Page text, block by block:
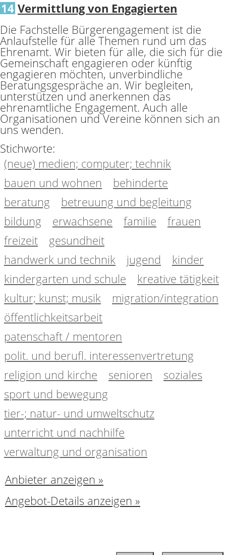
14 Vermittlung von Engagierten
Die Fachstelle Bürgerengagement ist die
Anlaufstelle für alle Themen rund um das
Ehrenamt. Wir bieten für alle, die sich für die
Gemeinschaft engagieren oder künftig
engagieren möchten, unverbindliche
Beratungsgespräche an. Wir begleiten,
unterstützen und anerkennen das
ehrenamtliche Engagement. Auch alle
Organisationen und Vereine können sich an
uns wenden.
Stichworte:
(neue) medien; computer; technik
bauen und wohnen
behinderte
beratung
betreuung und begleitung
bildung
erwachsene familie
frauen
freizeit
gesundheit
handwerk und technik
jugend
kinder
kindergarten und schule
kreative tätigkeit
kultur; kunst; musik
migration/integration
öffentlichkeitsarbeit
patenschaft / mentoren
polit. und berufl. interessenvertretung
religion und kirche
senioren
soziales
sport und bewegung
tier-; natur- und umweltschutz
unterricht und nachhilfe
verwaltung und organisation
Anbieter anzeigen »
Angebot-Details anzeigen »